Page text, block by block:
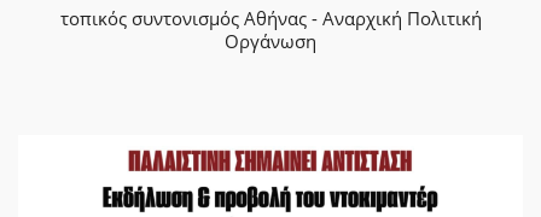
τοπικός συντονισμός Αθήνας - Αναρχική Πολιτική
Οργάνωση